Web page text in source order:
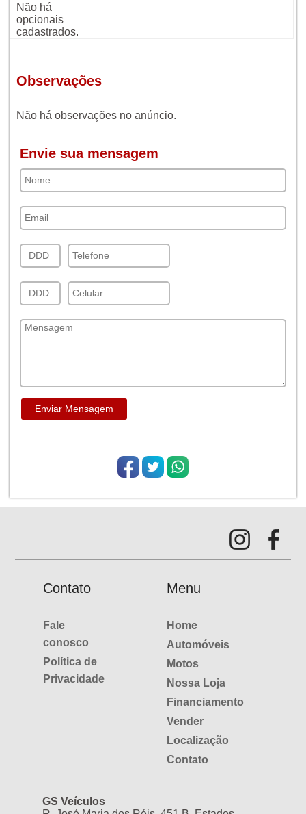
Não há
opcionais
cadastrados.
Observações
Não há observações no anúncio.
Envie sua mensagem
Contato Menu
Fale
conosco
Política de
Privacidade
Home
Automóveis
Motos
Nossa Loja
Financiamento
Vender
Localização
Contato
GS Veículos